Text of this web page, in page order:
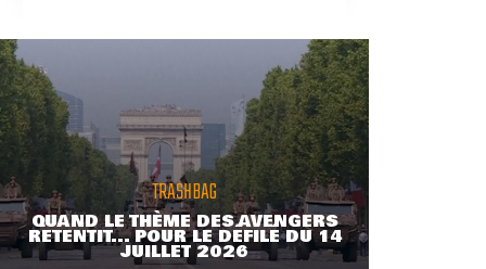
TRASHBAG
QUAND LE THÈME DES AVENGERS
RETENTIT... POUR LE DÉFILÉ DU 14
JUILLET 2026